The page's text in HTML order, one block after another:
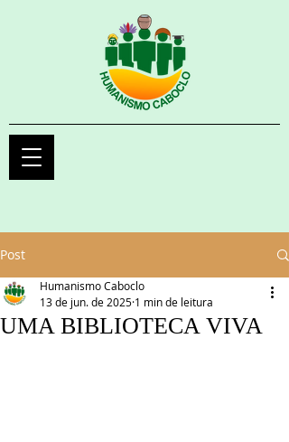
Post
UMA BIBLIOTECA VIVA
Humanismo Caboclo
13 de jun. de 2025 1 min de leitura